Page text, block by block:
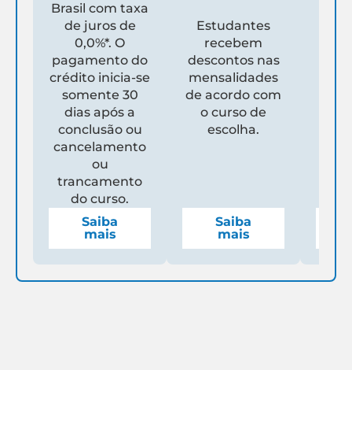
Brasil com taxa
de juros de
0,0%*. O
pagamento do
crédito inicia-se
somente 30
dias após a
conclusão ou
cancelamento
ou
trancamento
do curso.
Saiba
mais
Estudantes
recebem
descontos nas
mensalidades
de acordo com
o curso de
escolha.
Saiba
mais